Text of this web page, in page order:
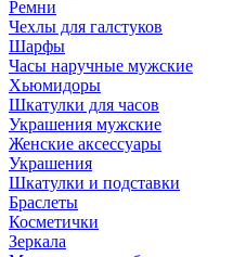
Ремни
Чехлы для галстуков
Шарфы
Часы наручные мужские
Хьюмидоры
Шкатулки для часов
Украшения мужские
Женские аксессуары
Украшения
Шкатулки и подставки
Браслеты
Косметички
Зеркала